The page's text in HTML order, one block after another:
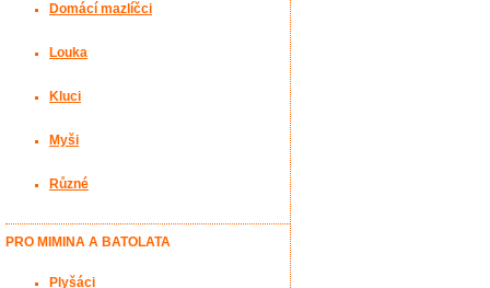
Domácí mazlíčci
Louka
Kluci
Myši
Různé
PRO MIMINA A BATOLATA
Plyšáci